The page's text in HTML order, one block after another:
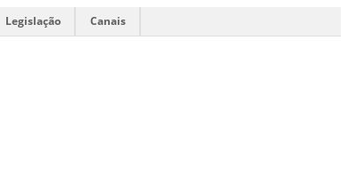
Legislação Canais